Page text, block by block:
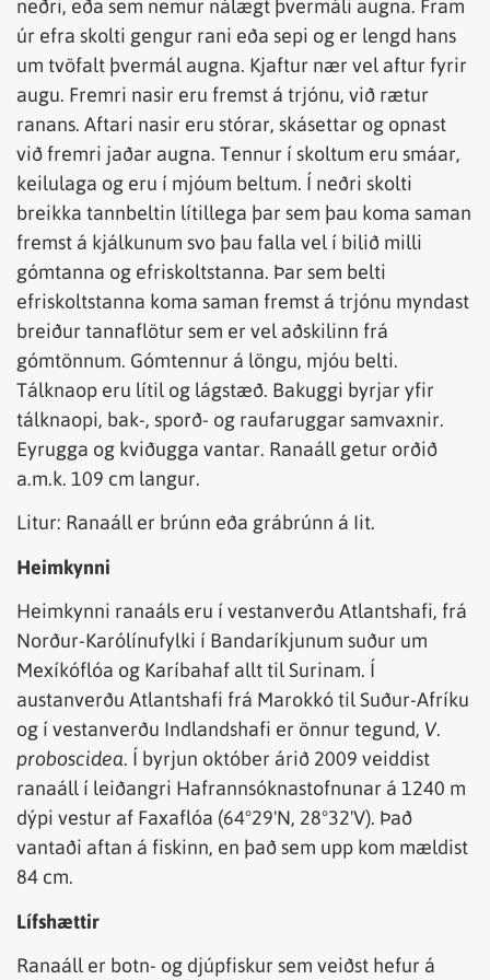
neðri, eða sem nemur nálægt þvermáli augna. Fram
úr efra skolti gengur rani eða sepi og er lengd hans
um tvöfalt þvermál augna. Kjaftur nær vel aftur fyrir
augu. Fremri nasir eru fremst á trjónu, við rætur
ranans. Aftari nasir eru stórar, skásettar og opnast
við fremri jaðar augna. Tennur í skoltum eru smáar,
keilulaga og eru í mjóum beltum. Í neðri skolti
breikka tannbeltin lítillega þar sem þau koma saman
fremst á kjálkunum svo þau falla vel í bilið milli
gómtanna og efriskoltstanna. Þar sem belti
efriskoltstanna koma saman fremst á trjónu myndast
breiður tannaflötur sem er vel aðskilinn frá
gómtönnum. Gómtennur á löngu, mjóu belti.
Tálknaop eru lítil og lágstæð. Bakuggi byrjar yfir
tálknaopi, bak-, sporð- og raufaruggar samvaxnir.
Eyrugga og kviðugga vantar. Ranaáll getur orðið
a.m.k. 109 cm langur.
Litur: Ranaáll er brúnn eða grábrúnn á Iit.
Heimkynni
Heimkynni ranaáls eru í vestanverðu Atlantshafi, frá
Norður-Karólínufylki í Bandaríkjunum suður um
Mexíkóflóa og Karíbahaf allt til Surinam. Í
austanverðu Atlantshafi frá Marokkó til Suður-Afríku
og í vestanverðu Indlandshafi er önnur tegund, V.
proboscidea. Í byrjun október árið 2009 veiddist
ranaáll í leiðangri Hafrannsóknastofnunar á 1240 m
dýpi vestur af Faxaflóa (64°29'N, 28°32'V). Það
vantaði aftan á fiskinn, en það sem upp kom mældist
84 cm.
Lífshættir
Ranaáll er botn- og djúpfiskur sem veiðst hefur á